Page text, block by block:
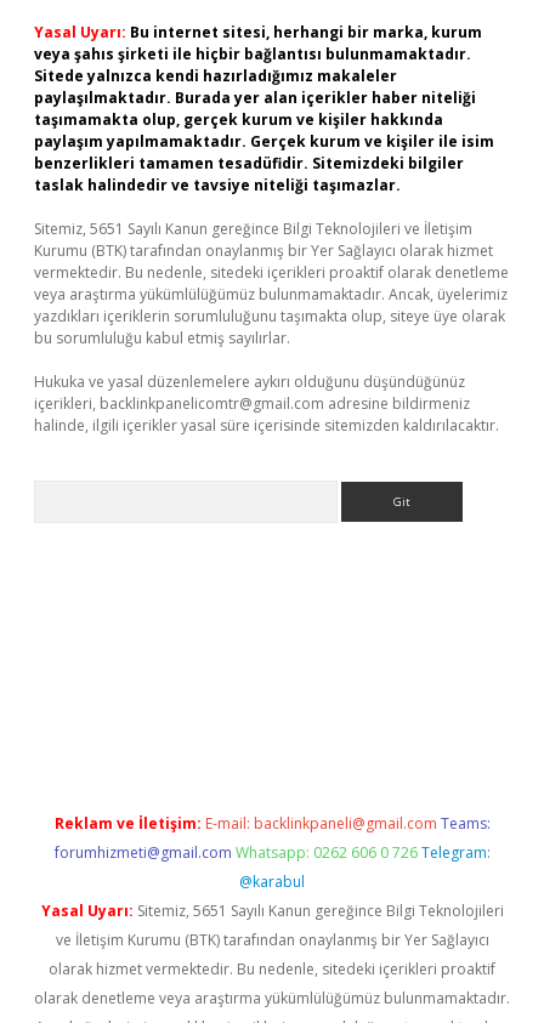
Yasal Uyarı: Bu internet sitesi, herhangi bir marka, kurum
veya şahıs şirketi ile hiçbir bağlantısı bulunmamaktadır.
Sitede yalnızca kendi hazırladığımız makaleler
paylaşılmaktadır. Burada yer alan içerikler haber niteliği
taşımamakta olup, gerçek kurum ve kişiler hakkında
paylaşım yapılmamaktadır. Gerçek kurum ve kişiler ile isim
benzerlikleri tamamen tesadüfidir. Sitemizdeki bilgiler
taslak halindedir ve tavsiye niteliği taşımazlar.
Sitemiz, 5651 Sayılı Kanun gereğince Bilgi Teknolojileri ve İletişim
Kurumu (BTK) tarafından onaylanmış bir Yer Sağlayıcı olarak hizmet
vermektedir. Bu nedenle, sitedeki içerikleri proaktif olarak denetleme
veya araştırma yükümlülüğümüz bulunmamaktadır. Ancak, üyelerimiz
yazdıkları içeriklerin sorumluluğunu taşımakta olup, siteye üye olarak
bu sorumluluğu kabul etmiş sayılırlar.
Hukuka ve yasal düzenlemelere aykırı olduğunu düşündüğünüz
içerikleri, backlinkpanelicomtr@gmail.com adresine bildirmeniz
halinde, ilgili içerikler yasal süre içerisinde sitemizden kaldırılacaktır.
Reklam ve İletişim: E-mail: backlinkpaneli@gmail.com Teams:
forumhizmeti@gmail.com Whatsapp: 0262 606 0 726 Telegram:
@karabul
Yasal Uyarı: Sitemiz, 5651 Sayılı Kanun gereğince Bilgi Teknolojileri
ve İletişim Kurumu (BTK) tarafından onaylanmış bir Yer Sağlayıcı
olarak hizmet vermektedir. Bu nedenle, sitedeki içerikleri proaktif
olarak denetleme veya araştırma yükümlülüğümüz bulunmamaktadır.